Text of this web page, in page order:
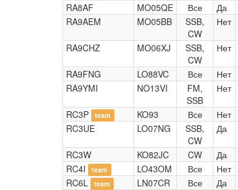
RA8AF MO05QE Все Да
RA9AEM
MO05BB
SSB,
CW
Нет
RA9CHZ MO06XJ
SSB,
CW
Нет
RA9FNG LO88VC Все Нет
RA9YMI
NO13VI
FM,
SSB
Нет
RC3P team KO93 Все Нет
RC3UE
LO07NG
SSB,
CW
Да
RC3W KO82JC CW Да
RC4I
team LO43OM Все Нет
RC6L
team LN07CR Все Да